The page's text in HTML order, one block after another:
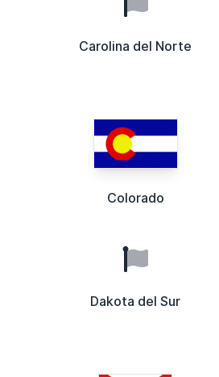
Carolina del Norte
Colorado
Dakota del Sur